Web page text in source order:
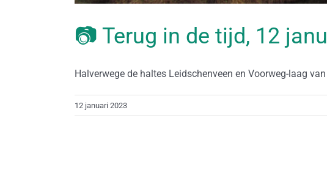
📷 Terug in de tijd, 12
Halverwege de haltes Leidschenveen en Voorweg-laag
12 januari 2023